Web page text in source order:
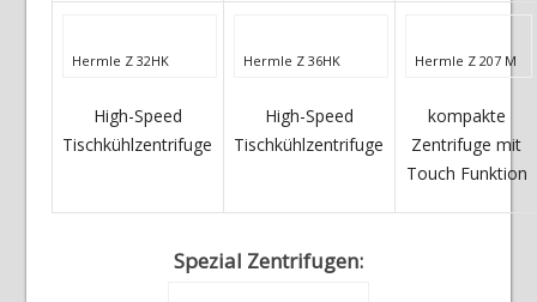
Hermle Z 32HK
High-Speed
Tischkühlzentrifuge
Hermle Z 36HK
High-Speed
Tischkühlzentrifuge
Hermle Z 207 M
kompakte
Zentrifuge mit
Touch Funktion
Spezial Zentrifugen: